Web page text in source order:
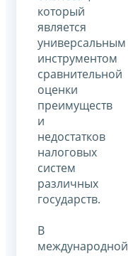
который
является
универсальным
инструментом
сравнительной
оценки
преимуществ
и
недостатков
налоговых
систем
различных
государств.
В
международной